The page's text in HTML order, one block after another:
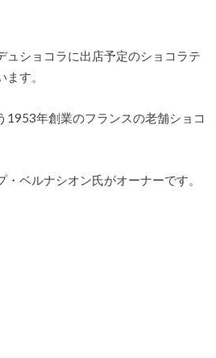
ュショコラに出店予定のショコラテ
す。
1953年創業のフランスの老舗ショコ
ベルナシオン氏がオーナーです。